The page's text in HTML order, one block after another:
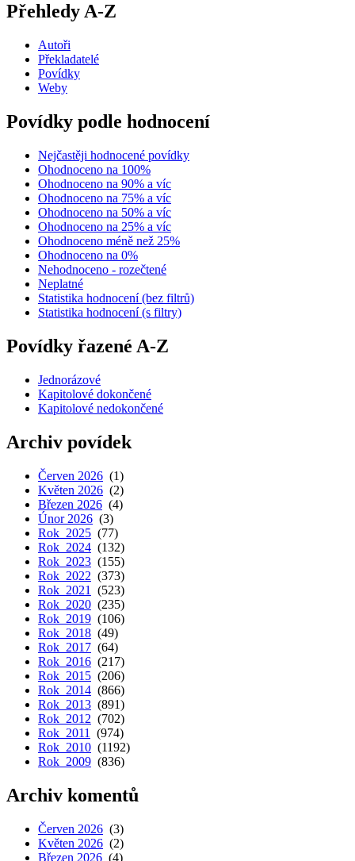
Přehledy A-Z
Autoři
Překladatelé
Povídky
Weby
Povídky podle hodnocení
Nejčastěji hodnocené povídky
Ohodnoceno na 100%
Ohodnoceno na 90% a víc
Ohodnoceno na 75% a víc
Ohodnoceno na 50% a víc
Ohodnoceno na 25% a víc
Ohodnoceno méně než 25%
Ohodnoceno na 0%
Nehodnoceno - rozečtené
Neplatné
Statistika hodnocení (bez filtrů)
Statistika hodnocení (s filtry)
Povídky řazené A-Z
Jednorázové
Kapitolové dokončené
Kapitolové nedokončené
Archiv povídek
Červen 2026 (1)
Květen 2026 (2)
Březen 2026 (4)
Únor 2026 (3)
Rok 2025 (77)
Rok 2024 (132)
Rok 2023 (155)
Rok 2022 (373)
Rok 2021
(523)
Rok 2020 (235)
Rok 2019 (106)
Rok 2018 (49)
Rok 2017 (64)
Rok 2016 (217)
Rok 2015 (206)
Rok 2014 (866)
Rok 2013 (891)
Rok 2012 (702)
Rok 2011
(974)
Rok 2010 (1192)
Rok 2009 (836)
Archiv komentů
Červen 2026 (3)
Květen 2026 (2)
Březen 2026 (4)